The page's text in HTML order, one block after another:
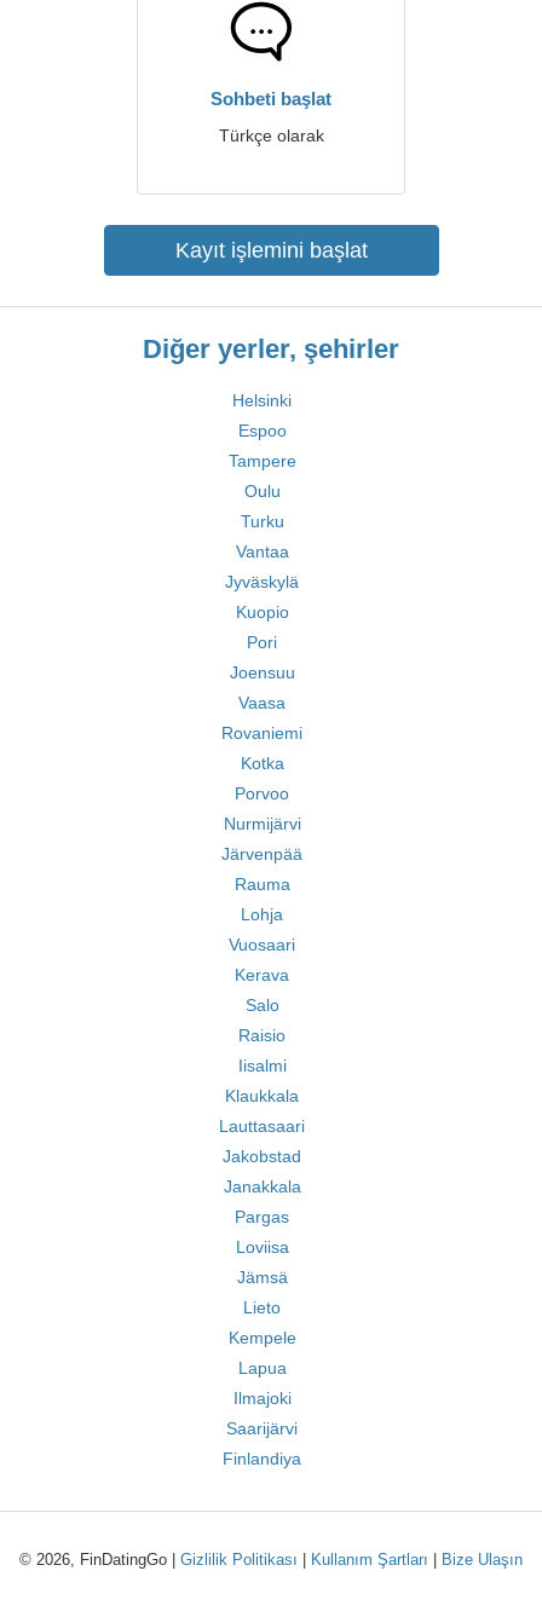
Sohbeti başlat
Türkçe olarak
Kayıt işlemini başlat
Diğer yerler, şehirler
Helsinki
Espoo
Tampere
Oulu
Turku
Vantaa
Jyväskylä
Kuopio
Pori
Joensuu
Vaasa
Rovaniemi
Kotka
Porvoo
Nurmijärvi
Järvenpää
Rauma
Lohja
Vuosaari
Kerava
Salo
Raisio
Iisalmi
Klaukkala
Lauttasaari
Jakobstad
Janakkala
Pargas
Loviisa
Jämsä
Lieto
Kempele
Lapua
Ilmajoki
Saarijärvi
Finlandiya
© 2026, FinDatingGo | Gizlilik Politikası Kullanım Şartları Bize Ulaşın